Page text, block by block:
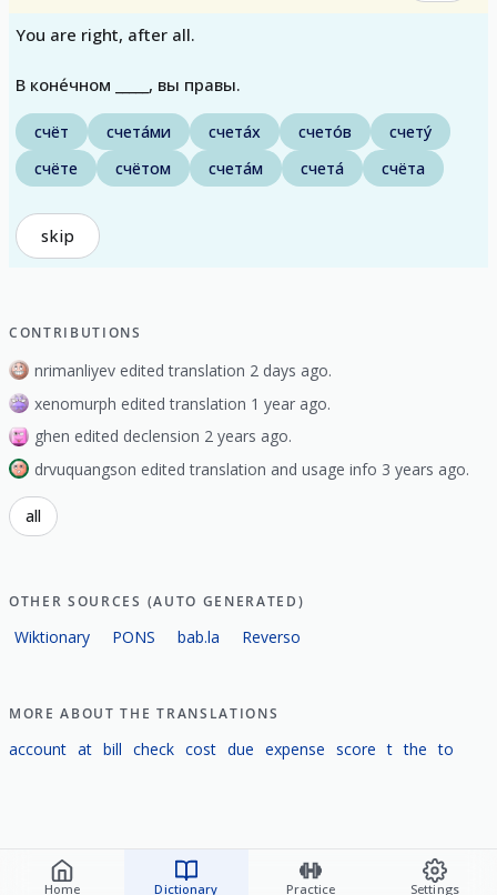
Home Dictionary Practice Settings
You are right, after all.
В коне́чном _____, вы правы.
счёт счета́ми счета́х счето́в
счету́
счёте
счётом счета́м счета́ счёта
skip
CONTRIBUTIONS
nrimanliyev edited translation 2 days ago.
xenomurph edited translation 1 year ago.
ghen edited declension 2 years ago.
drvuquangson edited translation and usage info 3 years ago.
all
OTHER SOURCES (AUTO GENERATED)
Wiktionary PONS bab.la Reverso
MORE ABOUT THE TRANSLATIONS
account at bill check cost due expense score t the to